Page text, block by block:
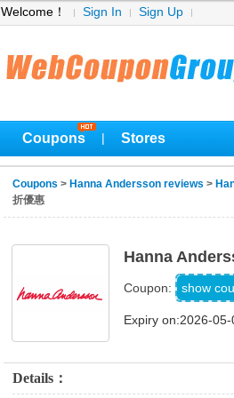
Welcome！ Sign In Sign Up
Coupons Stores
Coupons > Hanna Andersson reviews >
折優惠
Hanna
Coupon: show
Expiry on:2026-05-
Details：